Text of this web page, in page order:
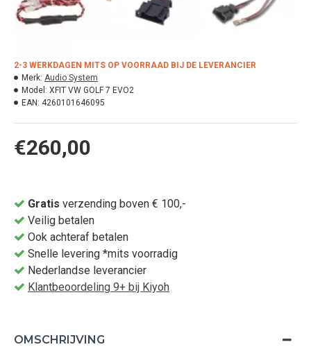
€260,00
2-3 WERKDAGEN MITS OP VOORRAAD BIJ DE LEVERANCIER
Merk: Audio System
Model: XFIT VW GOLF 7 EVO2
EAN: 4260101646095
Gratis verzending boven € 100,-
Veilig betalen
Ook achteraf betalen
Snelle levering *mits voorradig
Nederlandse leverancier
Klantbeoordeling 9+ bij Kiyoh
OMSCHRIJVING